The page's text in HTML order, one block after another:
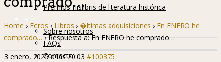
Premios Hislibris de literatura histórica
Info
Sobre nosotros
FAQs
Contacto
Home › Foros › Libros › �ltimas adquisiciones › En ENERO he
comprado… › Respuesta a: En ENERO he comprado…
3 enero, 2025 a las 20:03 #100375